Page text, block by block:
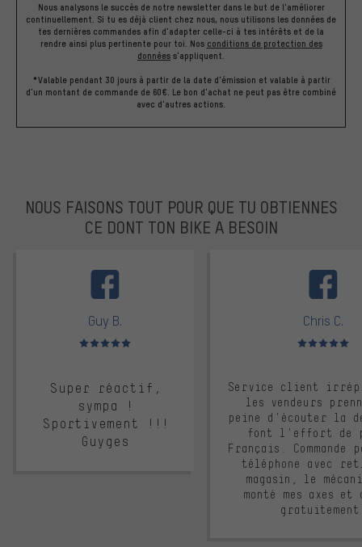
Nous analysons le succès de notre newsletter dans le but de l'améliorer
continuellement. Si tu es déjà client chez nous, nous utilisons les données de
tes dernières commandes afin d'adapter celle-ci à tes intérêts et de la
rendre ainsi plus pertinente pour toi. Nos conditions de protection des
données s'appliquent.
*Valable pendant 30 jours à partir de la date d'émission et valable à partir
d'un montant de commande de 60€. Le bon d'achat ne peut pas être combiné
avec d'autres actions.
NOUS FAISONS TOUT POUR QUE TU OBTIENNES
CE DONT TON BIKE A BESOIN
Guy B.
Note moyenne : 5 sur 5
Super réactif,
sympa !
Sportivement !!!
Guyges
Chris C.
Note moyenne :
Service client
les vendeurs
peine d'écouter la
font l'effort de
Français. Commande
téléphone avec
magasin, le
monté mes axes et